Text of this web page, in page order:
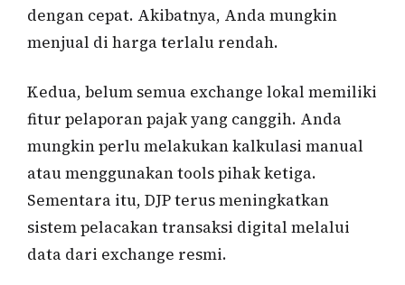
dengan cepat. Akibatnya, Anda mungkin
menjual di harga terlalu rendah.
Kedua, belum semua exchange lokal memiliki
fitur pelaporan pajak yang canggih. Anda
mungkin perlu melakukan kalkulasi manual
atau menggunakan tools pihak ketiga.
Sementara itu, DJP terus meningkatkan
sistem pelacakan transaksi digital melalui
data dari exchange resmi.